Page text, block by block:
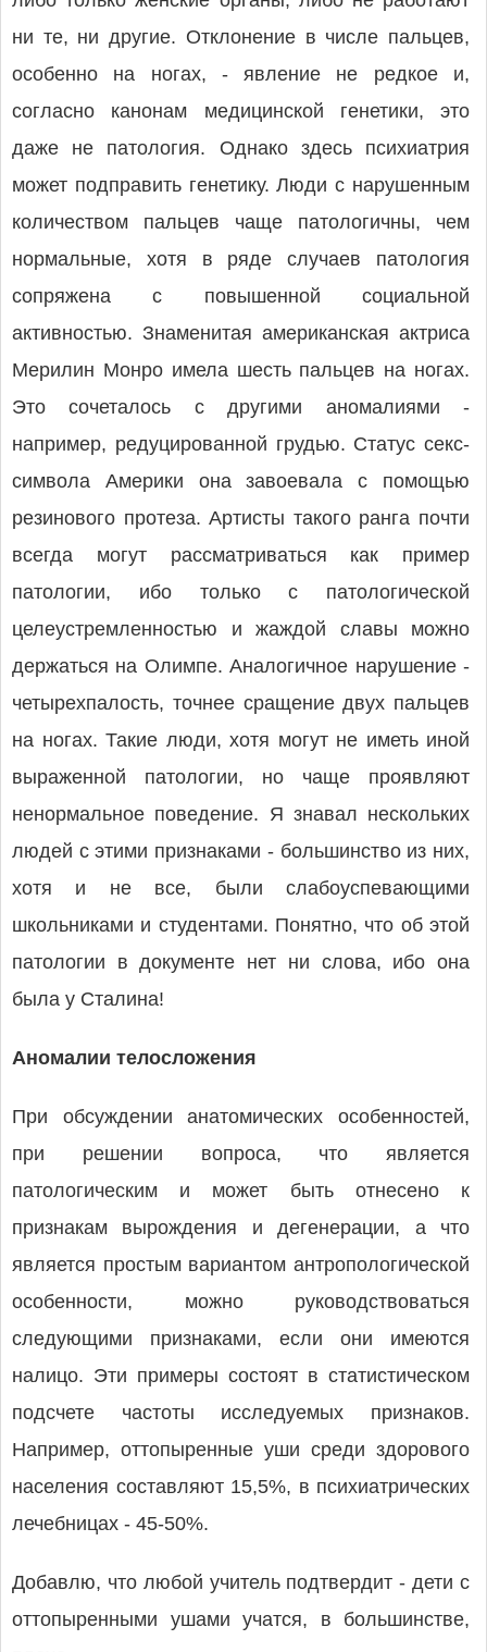
ни те, ни другие. Отклонение в числе пальцев,
особенно на ногах, - явление не редкое и,
согласно канонам медицинской генетики, это
даже не патология. Однако здесь психиатрия
может подправить генетику. Люди с нарушенным
количеством пальцев чаще патологичны, чем
нормальные, хотя в ряде случаев патология
сопряжена с повышенной социальной
активностью. Знаменитая американская актриса
Мерилин Монро имела шесть пальцев на ногах.
Это сочеталось с другими аномалиями -
например, редуцированной грудью. Статус секс-
символа Америки она завоевала с помощью
резинового протеза. Артисты такого ранга почти
всегда могут рассматриваться как пример
патологии, ибо только с патологической
целеустремленностью и жаждой славы можно
держаться на Олимпе. Аналогичное нарушение -
четырехпалость, точнее сращение двух пальцев
на ногах. Такие люди, хотя могут не иметь иной
выраженной патологии, но чаще проявляют
ненормальное поведение. Я знавал нескольких
людей с этими признаками - большинство из них,
хотя и не все, были слабоуспевающими
школьниками и студентами. Понятно, что об этой
патологии в документе нет ни слова, ибо она
была у Сталина!
Аномалии телосложения
При обсуждении анатомических особенностей,
при решении вопроса, что является
патологическим и может быть отнесено к
признакам вырождения и дегенерации, а что
является простым вариантом антропологической
особенности, можно руководствоваться
следующими признаками, если они имеются
налицо. Эти примеры состоят в статистическом
подсчете частоты исследуемых признаков.
Например, оттопыренные уши среди здорового
населения составляют 15,5%, в психиатрических
лечебницах - 45-50%.
Добавлю, что любой учитель подтвердит - дети с
оттопыренными ушами учатся, в большинстве,